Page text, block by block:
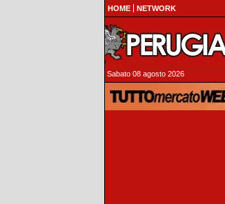
HOME NETWORK
Sabato 08 agosto 2026